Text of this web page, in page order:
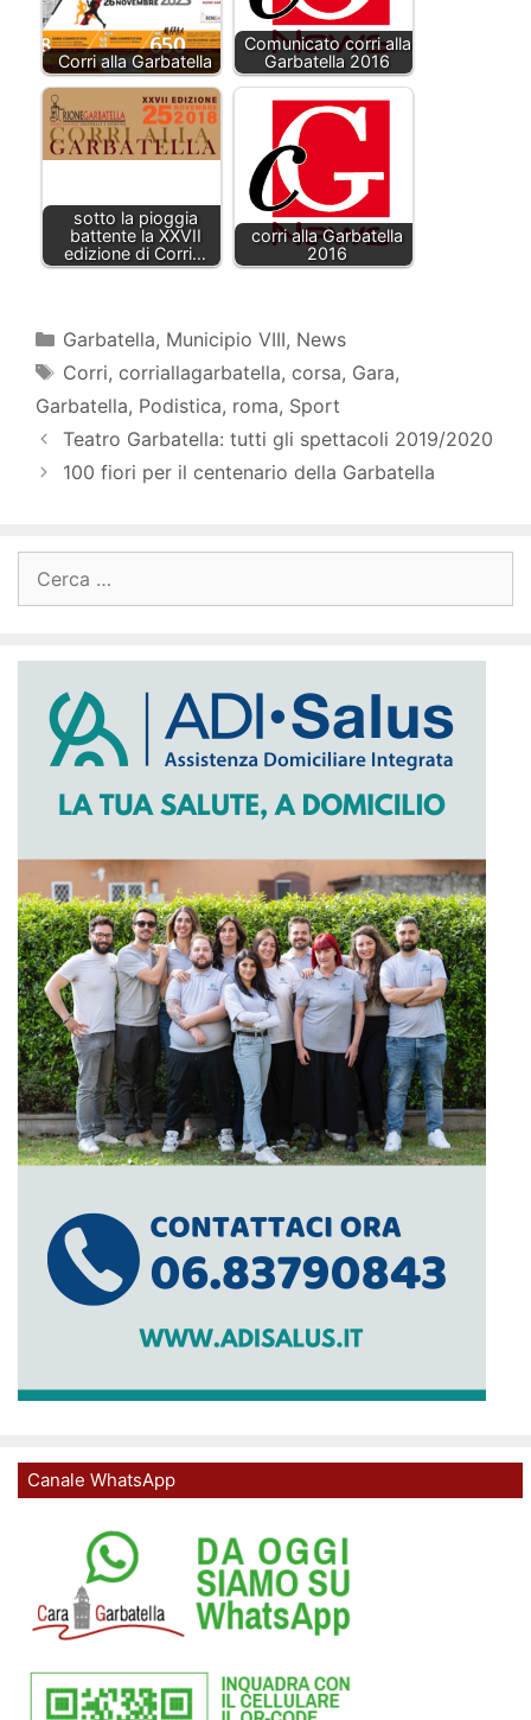
Corri alla Garbatella
Comunicato corri alla
Garbatella 2016
sotto la pioggia
battente la XXVII
edizione di Corri…
corri alla Garbatella
2016
Categorie
Garbatella, Municipio VIII, News
Tag
Corri, corriallagarbatella, corsa, Gara,
Garbatella, Podistica, roma, Sport
Teatro Garbatella: tutti gli spettacoli 2019/2020
100 fiori per il centenario della Garbatella
per:
Canale WhatsApp